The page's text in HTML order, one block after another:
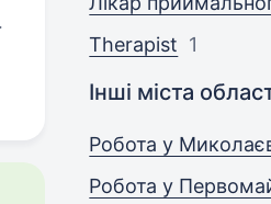
Therapist 1
Інші міста
Робота у
Робота у